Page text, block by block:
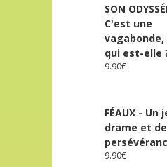
SON
C'est une
vagabonde,
qui est-elle
9.90€
FÉAUX - Un
drame et de
9.90€